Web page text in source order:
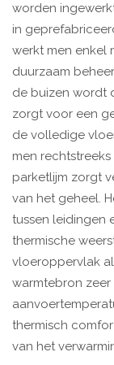
worden
in
werkt men enkel
duurzaam
de buizen wordt
zorgt voor een
de volledige
men
parketlijm zorgt
van het geheel.
tussen leidingen
thermische
vloeroppervlak
warmtebron
thermisch
van het